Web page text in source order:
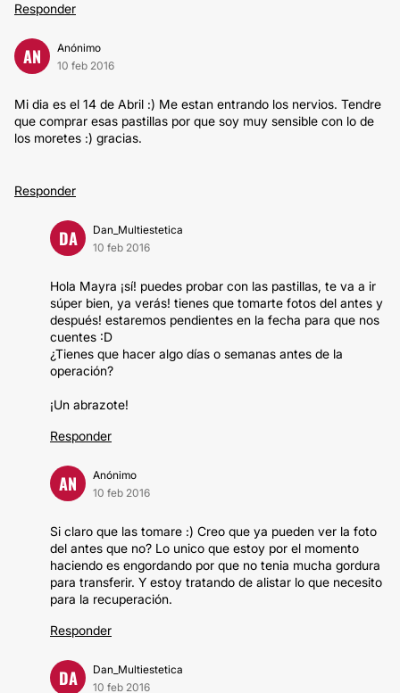
Responder
AN
Anónimo
10 feb 2016
Mi dia es el 14 de Abril :) Me estan entrando los nervios. Tendre
que comprar esas pastillas por que soy muy sensible con lo de
los moretes :) gracias.
Responder
DA
Dan_Multiestetica
10 feb 2016
Hola Mayra ¡sí! puedes probar con las pastillas, te va a ir
súper bien, ya verás! tienes que tomarte fotos del antes y
después! estaremos pendientes en la fecha para que nos
cuentes :D
¿Tienes que hacer algo días o semanas antes de la
operación?
¡Un abrazote!
Responder
AN
Anónimo
10 feb 2016
Si claro que las tomare :) Creo que ya pueden ver la foto
del antes que no? Lo unico que estoy por el momento
haciendo es engordando por que no tenia mucha gordura
para transferir. Y estoy tratando de alistar lo que necesito
para la recuperación.
Responder
DA
Dan_Multiestetica
10 feb 2016